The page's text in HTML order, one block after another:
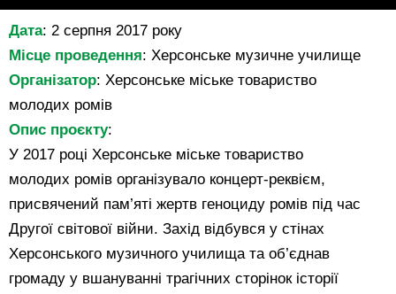
Дата: 2 серпня 2017 року
Місце проведення: Херсонське музичне училище
Організатор: Херсонське міське товариство
молодих ромів
Опис проєкту:
У 2017 році Херсонське міське товариство
молодих ромів організувало концерт-реквієм,
присвячений пам’яті жертв геноциду ромів під час
Другої світової війни. Захід відбувся у стінах
Херсонського музичного училища та об’єднав
громаду у вшануванні трагічних сторінок історії